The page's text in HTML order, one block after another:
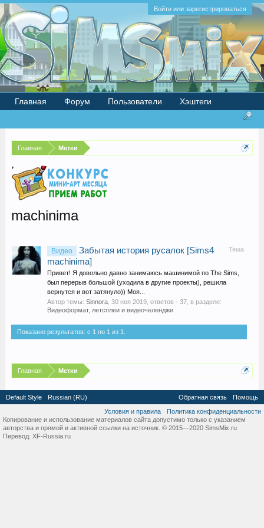
Войти или зарегистрироваться
Главная Метки
machinima
Тема
Видео
Забытая история русалок [Sims4
machinima]
Привет! Я довольно давно занимаюсь машинимой по The Sims,
был перерыв большой (уходила в другие проекты), решила
вернутся и вот затянуло)) Моя...
Автор темы: Sinnora, 30 ноя 2019, ответов - 37, в разделе:
Видеоформат, летсплеи и видеочеленджи
Показано результатов: с 1 по 1 из 1.
Главная Метки
Главная Форум Пользователи Хэштеги
Default Style Russian (RU) Обратная связь
Помощь
Условия и правила
Политика конфиденциальности
Копирование и использование материалов сайта допустимо только с указанием
авторства и прямой и активной ссылки на источник. © 2015—2020 SimsMix.ru
Перевод: XF-Russia.ru